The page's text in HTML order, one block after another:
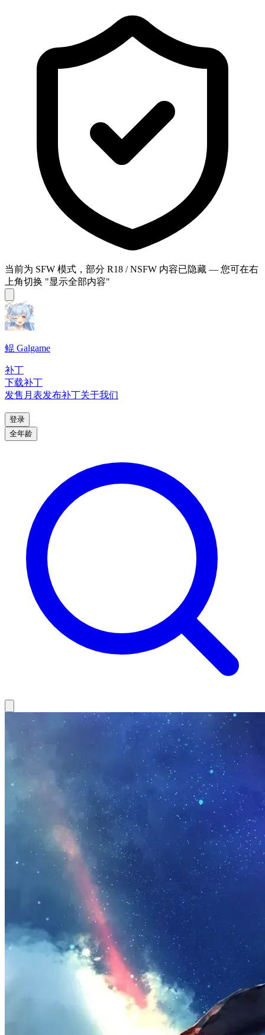
当前为 SFW 模式，部分 R18 / NSFW 内容已隐藏 — 您可在右
上角切换 "显示全部内容"
鲲 Galgame
补丁
下载补丁
发售月表发布补丁关于我们
登录
全年龄